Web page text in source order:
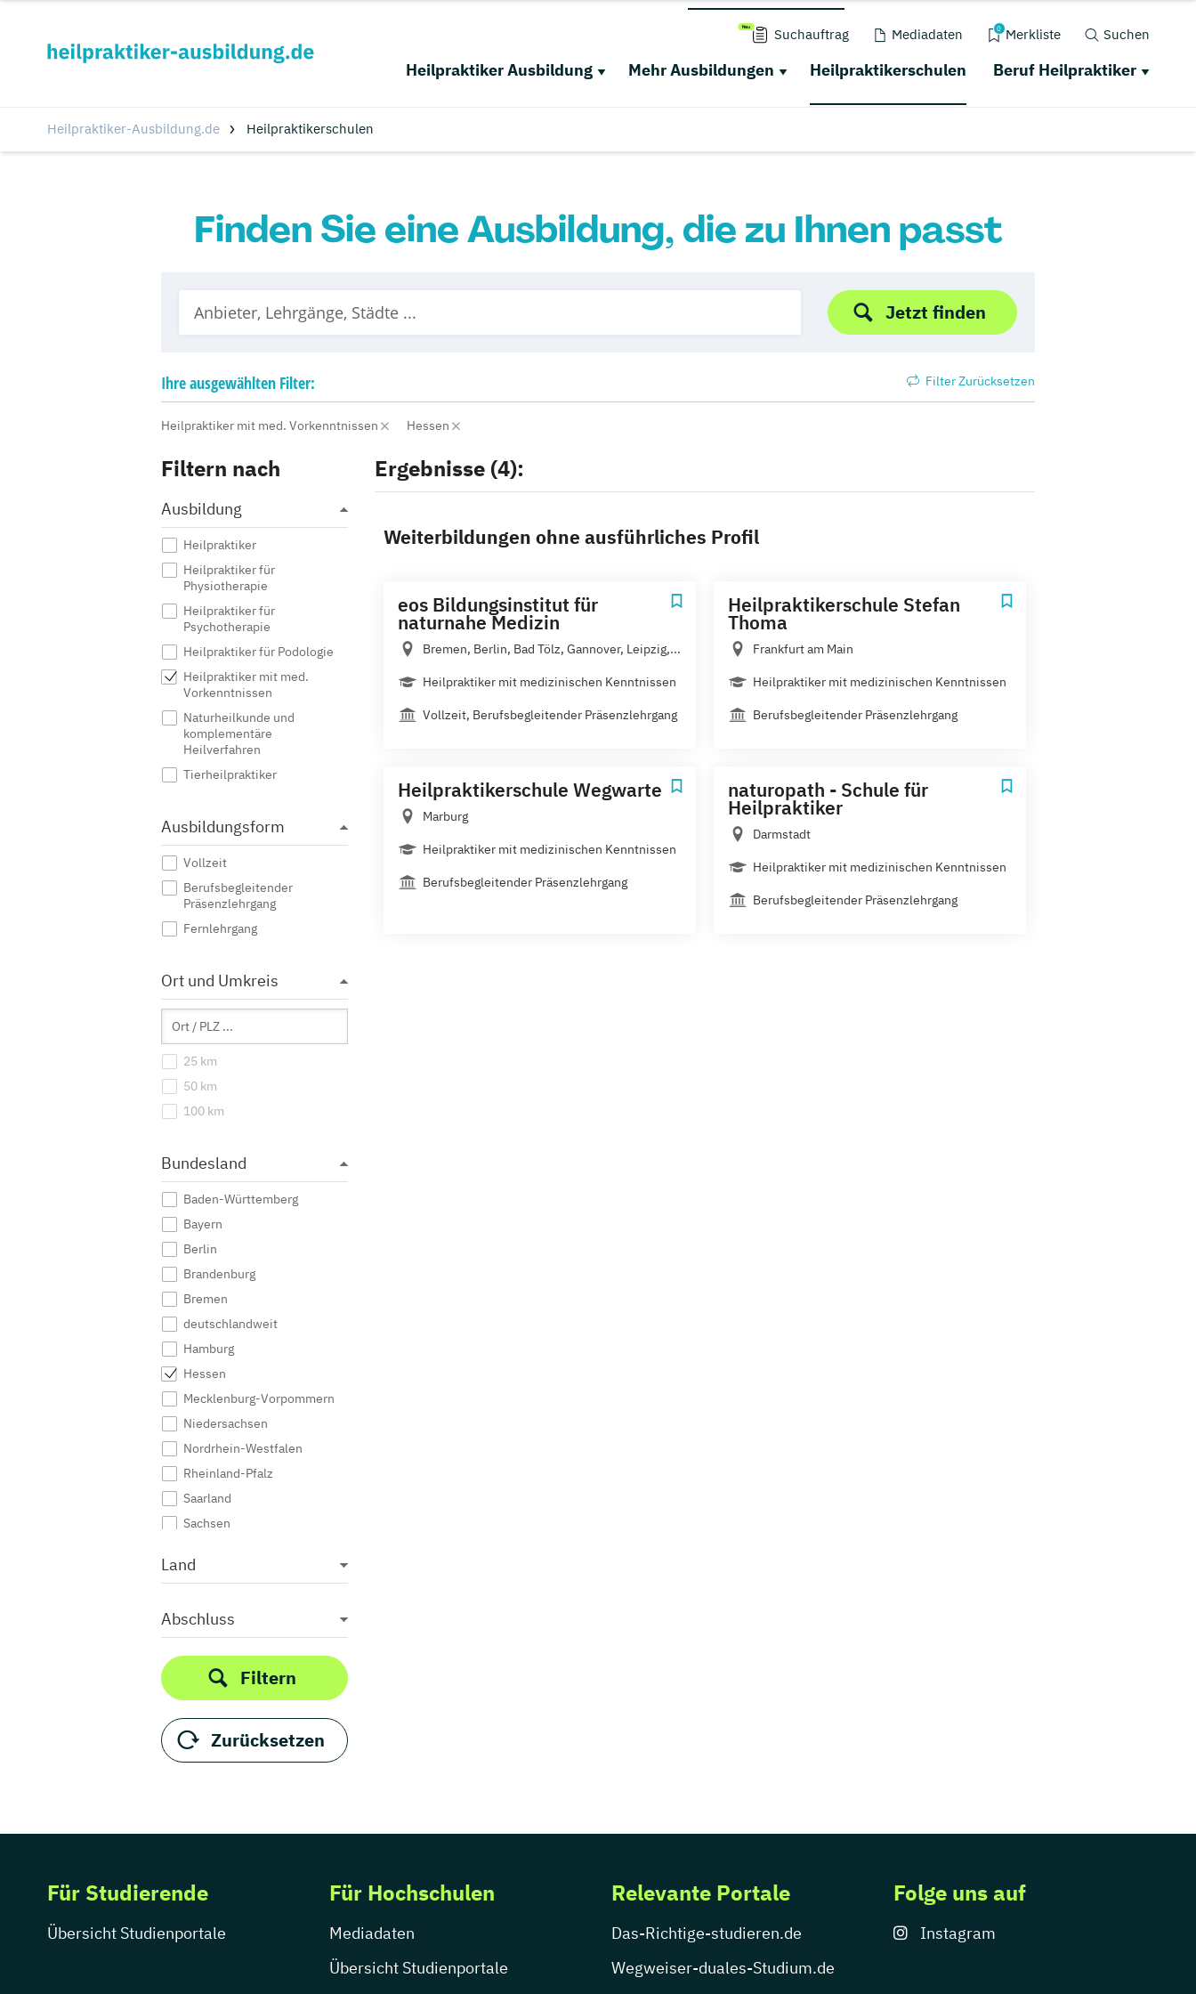
Suchauftrag Mediadaten 0 Merkliste Suchen
Heilpraktiker Ausbildung Mehr Ausbildungen Heilpraktikerschulen Beruf Heilpraktiker
Heilpraktiker-Ausbildung.de Heilpraktikerschulen
Finden Sie eine Ausbildung, die zu Ihnen passt
Jetzt finden
Ihreausgewählten Filter: Filter Zurücksetzen
Heilpraktiker mit med. Vorkenntnissen Hessen
Filtern nach
Ausbildung
Heilpraktiker
Heilpraktiker für
Physiotherapie
Heilpraktiker für
Psychotherapie
Heilpraktiker für Podologie
Heilpraktiker mit med.
Vorkenntnissen
Naturheilkunde und
komplementäre
Heilverfahren
Tierheilpraktiker
Ausbildungsform
Vollzeit
Berufsbegleitender
Präsenzlehrgang
Fernlehrgang
Ort und Umkreis
25 km
50 km
100 km
Bundesland
Baden-Württemberg
Bayern
Berlin
Brandenburg
Bremen
deutschlandweit
Hamburg
Hessen
Mecklenburg-Vorpommern
Niedersachsen
Nordrhein-Westfalen
Rheinland-Pfalz
Saarland
Sachsen
Schleswig-Holstein
Land
Abschluss
Filtern
Zurücksetzen
Ergebnisse (4):
Weiterbildungen ohne ausführliches Profil
eos Bildungsinstitut für
naturnahe Medizin
Bremen, Berlin, Bad Tölz, Gannover, Leipzig,...
Heilpraktiker mit medizinischen Kenntnissen
Vollzeit, Berufsbegleitender Präsenzlehrgang
Heilpraktikerschule Stefan
Thoma
Frankfurt am Main
Heilpraktiker mit medizinischen Kenntnissen
Berufsbegleitender Präsenzlehrgang
Heilpraktikerschule Wegwarte
Marburg
Heilpraktiker mit medizinischen Kenntnissen
Berufsbegleitender Präsenzlehrgang
naturopath - Schule für
Heilpraktiker
Darmstadt
Heilpraktiker mit medizinischen Kenntnissen
Berufsbegleitender Präsenzlehrgang
Für Studierende
Übersicht Studienportale
Für Hochschulen
Mediadaten
Übersicht Studienportale
Relevante Portale
Das-Richtige-studieren.de
Wegweiser-duales-Studium.de
Folge uns auf
Instagram